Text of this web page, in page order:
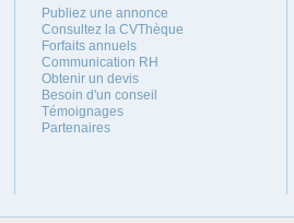
Publiez une annonce
Consultez la CVThèque
Forfaits annuels
Communication RH
Obtenir un devis
Besoin d'un conseil
Témoignages
Partenaires